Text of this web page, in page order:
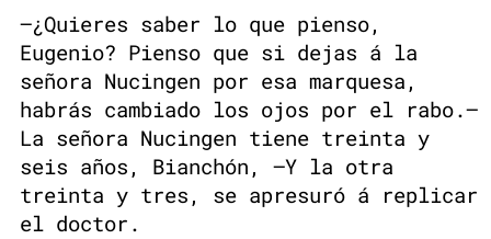
—¿Quieres saber lo que pienso,
Eugenio? Pienso que si dejas á la
señora Nucingen por esa marquesa,
habrás cambiado los ojos por el rabo.—
La señora Nucingen tiene treinta y
seis años, Bianchón, —Y la otra
treinta y tres, se apresuró á replicar
el doctor.